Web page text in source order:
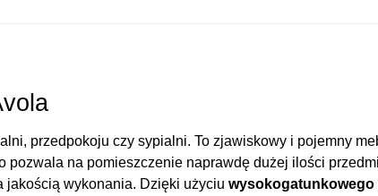
przedpokoju czy sypialni. To zjawiskowy i pojemny
na pomieszczenie naprawdę dużej ilości
jakością wykonania. Dzięki użyciu wysokogatunkowego